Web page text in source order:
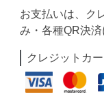
お支払いは、ク
み・各種QR決済
クレジットカ